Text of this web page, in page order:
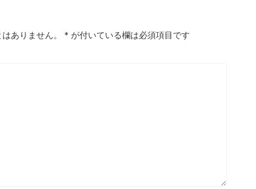
ありません。 * が付いている欄は必須項目です